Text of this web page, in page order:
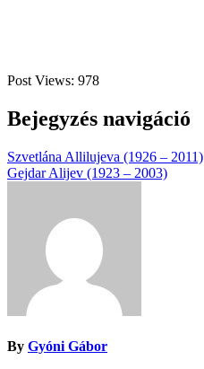
Post Views: 978
Bejegyzés navigáció
Szvetlána Allilujeva (1926 – 2011)
Gejdar Alijev (1923 – 2003)
By Gyóni Gábor